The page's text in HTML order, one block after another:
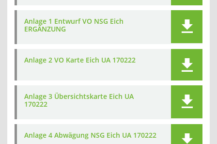
Anlage 1 Entwurf VO NSG Eich
ERGÄNZUNG
Anlage 2 VO Karte Eich UA 170222
Anlage 3 Übersichtskarte Eich UA
170222
Anlage 4 Abwägung NSG Eich UA 170222